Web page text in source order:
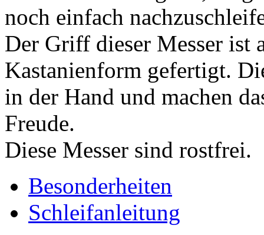
noch einfach
Der Griff dieser Messer ist
Kastanienform gefertigt.
in der Hand und machen
Freude.
Diese Messer sind rostfrei.
Besonderheiten
Schleifanleitung